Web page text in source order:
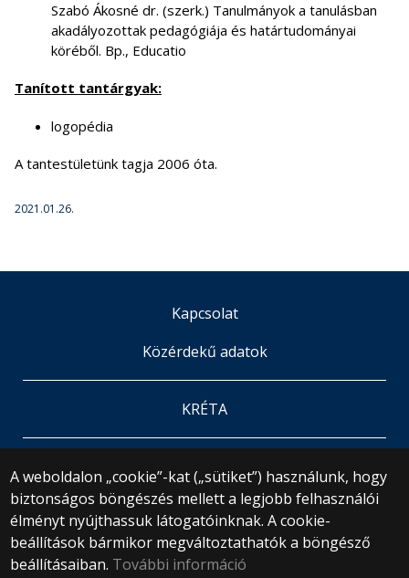
Szabó Ákosné dr. (szerk.) Tanulmányok a tanulásban
akadályozottak pedagógiája és határtudományai
köréből. Bp., Educatio
Tanított tantárgyak:
logopédia
A tantestületünk tagja 2006 óta.
2021.01.26.
A weboldalon „cookie”-kat („sütiket”) használunk, hogy
biztonságos böngészés mellett a legjobb felhasználói
élményt nyújthassuk látogatóinknak. A cookie-
beállítások bármikor megváltoztathatók a böngésző
beállításaiban. További információ
Kapcsolat
Közérdekű adatok
KRÉTA
Iskola
Minden jog fenntartva.
1071 Budapest, Damjanich utca 41-43.
+36 1 461 3726
gyakiskola@barczi.elte.hu